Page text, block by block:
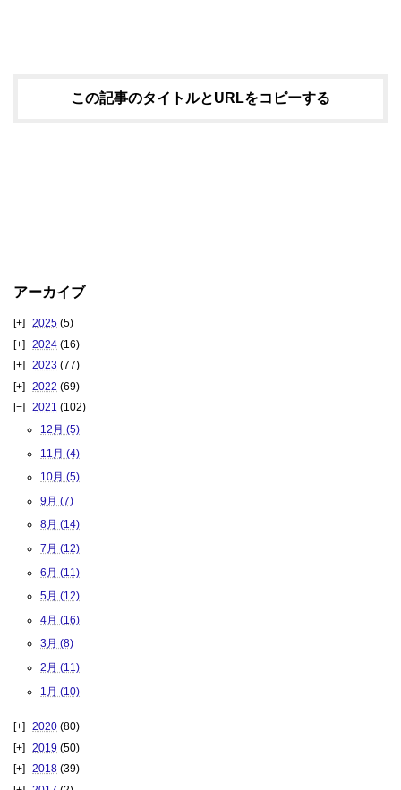
この記事のタイトルとURLをコピーする
アーカイブ
2025 (5)
2024 (16)
2023 (77)
2022 (69)
2021 (102)
12月 (5)
11月 (4)
10月 (5)
9月 (7)
8月 (14)
7月 (12)
6月 (11)
5月 (12)
4月 (16)
3月 (8)
2月 (11)
1月 (10)
2020 (80)
2019 (50)
2018 (39)